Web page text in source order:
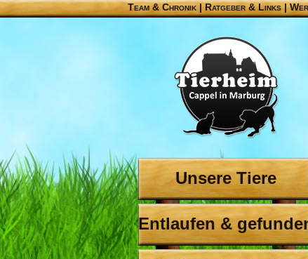
Team & Chronik |Ratgeber & Links|
Unsere Tiere
Entlaufen &